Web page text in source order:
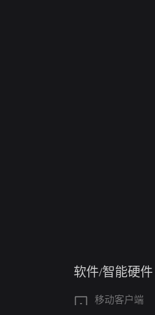
软件/智能硬件
移动客户端